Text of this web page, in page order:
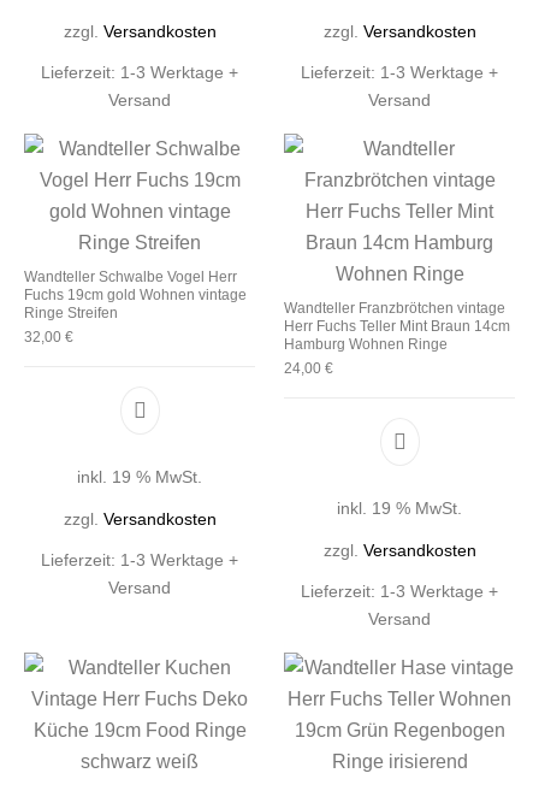
zzgl. Versandkosten
Lieferzeit: 1-3 Werktage +
Versand
zzgl. Versandkosten
Lieferzeit: 1-3 Werktage +
Versand
Wandteller Schwalbe Vogel Herr
Fuchs 19cm gold Wohnen vintage
Ringe Streifen
32,00 €
inkl. 19 % MwSt.
zzgl. Versandkosten
Lieferzeit: 1-3 Werktage +
Versand
Wandteller Franzbrötchen vintage
Herr Fuchs Teller Mint Braun 14cm
Hamburg Wohnen Ringe
24,00 €
inkl. 19 % MwSt.
zzgl. Versandkosten
Lieferzeit: 1-3 Werktage +
Versand